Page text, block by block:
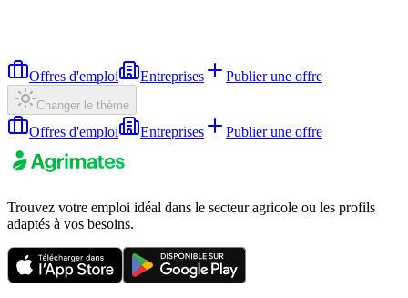
Offres d'emploi Entreprises Publier une offre
Changer le thème
Offres d'emploi Entreprises Publier une offre
Trouvez votre emploi idéal dans le secteur agricole ou les profils
adaptés à vos besoins.